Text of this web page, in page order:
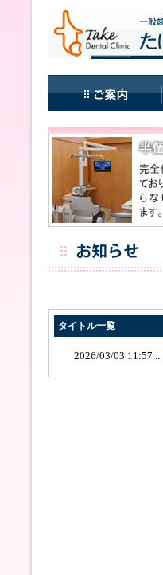
タイトル一覧
2026/03/03 11:57 ...